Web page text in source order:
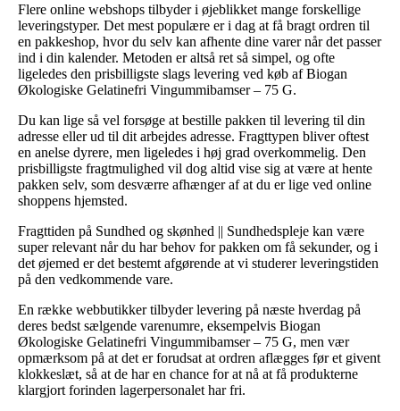
Flere online webshops tilbyder i øjeblikket mange forskellige
leveringstyper. Det mest populære er i dag at få bragt ordren til
en pakkeshop, hvor du selv kan afhente dine varer når det passer
ind i din kalender. Metoden er altså ret så simpel, og ofte
ligeledes den prisbilligste slags levering ved køb af Biogan
Økologiske Gelatinefri Vingummibamser – 75 G.
Du kan lige så vel forsøge at bestille pakken til levering til din
adresse eller ud til dit arbejdes adresse. Fragttypen bliver oftest
en anelse dyrere, men ligeledes i høj grad overkommelig. Den
prisbilligste fragtmulighed vil dog altid vise sig at være at hente
pakken selv, som desværre afhænger af at du er lige ved online
shoppens hjemsted.
Fragttiden på Sundhed og skønhed || Sundhedspleje kan være
super relevant når du har behov for pakken om få sekunder, og i
det øjemed er det bestemt afgørende at vi studerer leveringstiden
på den vedkommende vare.
En række webbutikker tilbyder levering på næste hverdag på
deres bedst sælgende varenumre, eksempelvis Biogan
Økologiske Gelatinefri Vingummibamser – 75 G, men vær
opmærksom på at det er forudsat at ordren aflægges før et givent
klokkeslæt, så at de har en chance for at nå at få produkterne
klargjort forinden lagerpersonalet har fri.